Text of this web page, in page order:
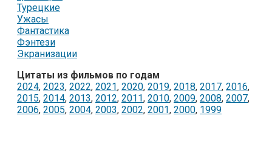
Турецкие
Ужасы
Фантастика
Фэнтези
Экранизации
Цитаты из фильмов по годам
2024, 2023, 2022, 2021, 2020, 2019, 2018, 2017, 2016,
2015, 2014, 2013, 2012, 2011, 2010, 2009, 2008, 2007,
2006, 2005, 2004, 2003, 2002, 2001, 2000, 1999